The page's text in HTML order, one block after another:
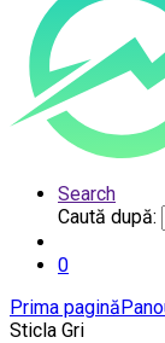
Search
Caută după:
0
Prima pagină
Sticla Gri